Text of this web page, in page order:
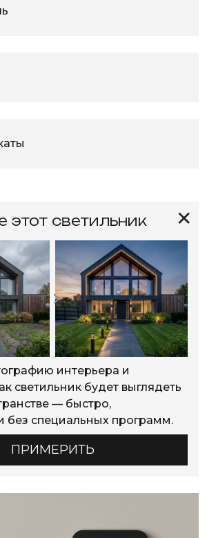
✕
этот светильник
интерьера и
светильник будет выглядеть
— быстро,
без специальных программ.
ПРИМЕРИТЬ